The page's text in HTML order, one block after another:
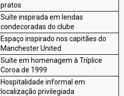
pratos
Suíte inspirada em lendas
condecoradas do clube
Espaço inspirado nos capitães do
Manchester United
Suíte em homenagem à Tríplice
Coroa de 1999
Hospitalidade informal em
localização privilegiada